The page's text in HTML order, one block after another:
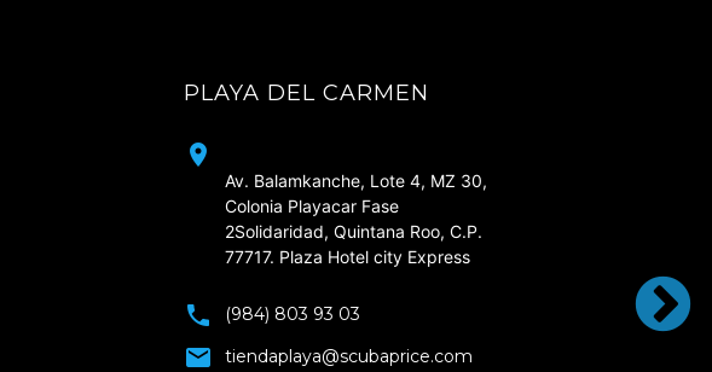
PLAYA DEL CARMEN
Av. Balamkanche, Lote 4, MZ 30,
Colonia Playacar Fase
2Solidaridad, Quintana Roo, C.P.
77717. Plaza Hotel city Express
(984) 803 93 03
tiendaplaya@scubaprice.com